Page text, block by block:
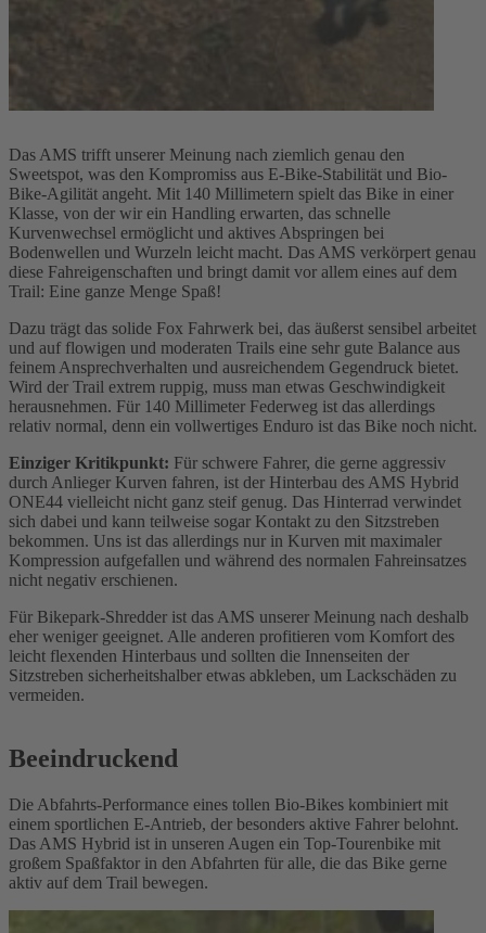
Das AMS trifft unserer Meinung nach ziemlich genau den
Sweetspot, was den Kompromiss aus E-Bike-Stabilität und Bio-
Bike-Agilität angeht. Mit 140 Millimetern spielt das Bike in einer
Klasse, von der wir ein Handling erwarten, das schnelle
Kurvenwechsel ermöglicht und aktives Abspringen bei
Bodenwellen und Wurzeln leicht macht. Das AMS verkörpert genau
diese Fahreigenschaften und bringt damit vor allem eines auf dem
Trail: Eine ganze Menge Spaß!
Dazu trägt das solide Fox Fahrwerk bei, das äußerst sensibel arbeitet
und auf flowigen und moderaten Trails eine sehr gute Balance aus
feinem Ansprechverhalten und ausreichendem Gegendruck bietet.
Wird der Trail extrem ruppig, muss man etwas Geschwindigkeit
herausnehmen. Für 140 Millimeter Federweg ist das allerdings
relativ normal, denn ein vollwertiges Enduro ist das Bike noch nicht.
Einziger Kritikpunkt: Für schwere Fahrer, die gerne aggressiv
durch Anlieger Kurven fahren, ist der Hinterbau des AMS Hybrid
ONE44 vielleicht nicht ganz steif genug. Das Hinterrad verwindet
sich dabei und kann teilweise sogar Kontakt zu den Sitzstreben
bekommen. Uns ist das allerdings nur in Kurven mit maximaler
Kompression aufgefallen und während des normalen Fahreinsatzes
nicht negativ erschienen.
Für Bikepark-Shredder ist das AMS unserer Meinung nach deshalb
eher weniger geeignet. Alle anderen profitieren vom Komfort des
leicht flexenden Hinterbaus und sollten die Innenseiten der
Sitzstreben sicherheitshalber etwas abkleben, um Lackschäden zu
vermeiden.
Beeindruckend
Die Abfahrts-Performance eines tollen Bio-Bikes kombiniert mit
einem sportlichen E-Antrieb, der besonders aktive Fahrer belohnt.
Das AMS Hybrid ist in unseren Augen ein Top-Tourenbike mit
großem Spaßfaktor in den Abfahrten für alle, die das Bike gerne
aktiv auf dem Trail bewegen.